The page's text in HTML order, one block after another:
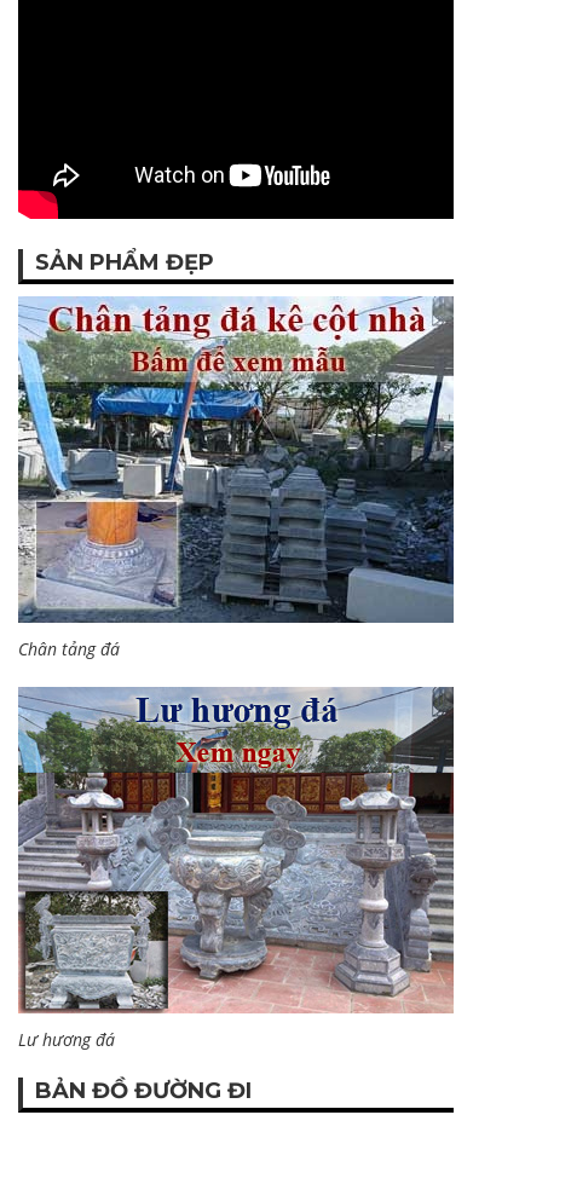
SẢN PHẨM ĐẸP
Chân tảng đá
Lư hương đá
BẢN ĐỒ ĐƯỜNG ĐI